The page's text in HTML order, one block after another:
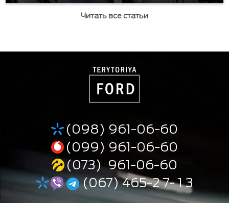
Читать все статьи
(098) 961-06-60
(099) 961-06-60
(073) 961-06-60
(067) 465-2 7- 1 3